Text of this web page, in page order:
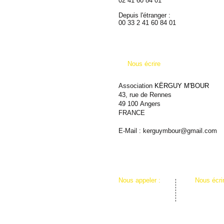
Depuis l'étranger :
00 33 2 41 60 84 01
Nous écrire
Association KËRGUY M'BOUR
43, rue de Rennes
49 100 Angers
FRANCE
E-Mail : kerguymbour@gmail.com
​​Nous appeler :
​Nous